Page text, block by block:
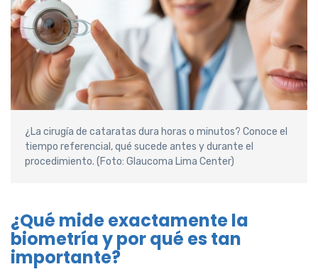
¿La cirugía de cataratas dura horas o minutos? Conoce el
tiempo referencial, qué sucede antes y durante el
procedimiento. (Foto: Glaucoma Lima Center)
¿Qué mide exactamente la
biometría y por qué es tan
importante?